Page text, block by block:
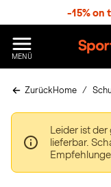
-15% on
MENÜ
p
r
c
h
e
ZurückHome
Leider ist
lieferbar.